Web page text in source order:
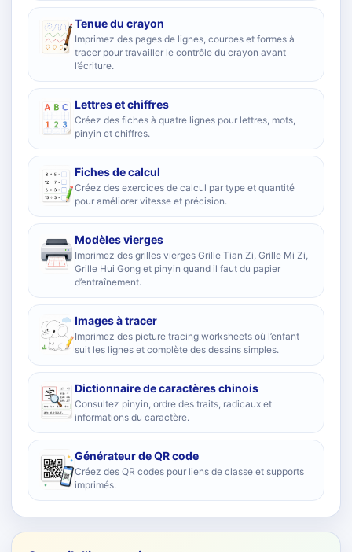
Tenue du crayon
Imprimez des pages de lignes, courbes et formes à
tracer pour travailler le contrôle du crayon avant
l’écriture.
Lettres et chiffres
Créez des fiches à quatre lignes pour lettres, mots,
pinyin et chiffres.
Fiches de calcul
Créez des exercices de calcul par type et quantité
pour améliorer vitesse et précision.
Modèles vierges
Imprimez des grilles vierges Grille Tian Zi, Grille Mi Zi,
Grille Hui Gong et pinyin quand il faut du papier
d’entraînement.
Images à tracer
Imprimez des picture tracing worksheets où l’enfant
suit les lignes et complète des dessins simples.
Dictionnaire de caractères chinois
Consultez pinyin, ordre des traits, radicaux et
informations du caractère.
Générateur de QR code
Créez des QR codes pour liens de classe et supports
imprimés.